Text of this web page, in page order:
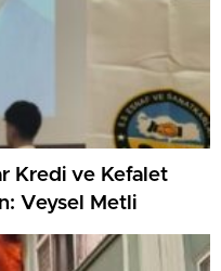
Kredi ve Kefalet
Veysel Metli